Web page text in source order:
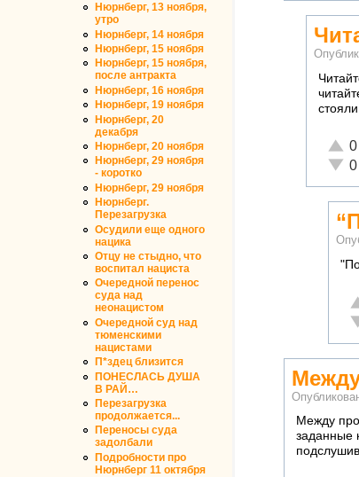
Нюрнберг, 13 ноября,
утро
Нюрнберг, 14 ноября
Нюрнберг, 15 ноября
Нюрнберг, 15 ноября,
после антракта
Нюрнберг, 16 ноября
Нюрнберг, 19 ноября
Нюрнберг, 20
декабря
Нюрнберг, 20 ноября
Нюрнберг, 29 ноября
- коротко
Нюрнберг, 29 ноября
Нюрнберг.
Перезагрузка
Осудили еще одного
нацика
Отцу не стыдно, что
воспитал нациста
Очередной перенос
суда над
неонацистом
Очередной суд над
тюменскими
нацистами
П*здец близится
ПОНЕСЛАСЬ ДУША
В РАЙ…
Перезагрузка
продолжается...
Переносы суда
задолбали
Подробности про
Нюрнберг 11 октября
0
0
Между
заданные